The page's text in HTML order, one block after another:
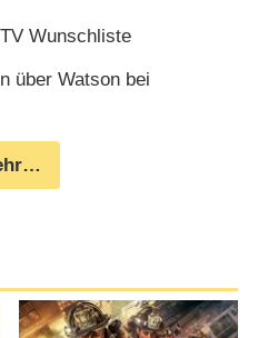
Wunschliste
über Watson bei